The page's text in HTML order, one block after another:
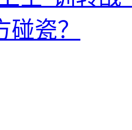
瓷？